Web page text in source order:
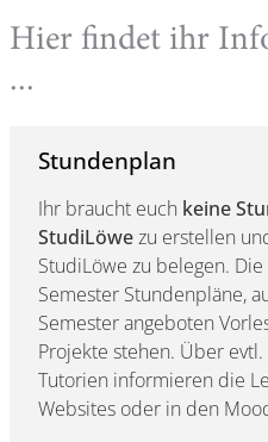
Hier findet ihr
...
Stundenplan
Ihr braucht euch keine
StudiLöwezu erstellen
StudiLöwe zu belegen.
Semester Stundenpläne,
Semester angeboten
Projekte stehen. Über
Tutorien informieren die
Websites oder in den